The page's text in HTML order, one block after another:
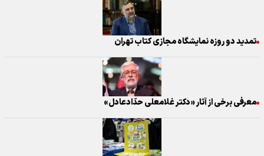
تمدید دو روزه نمایشگاه مجازی کتاب تهران
معرفی برخی از آثار «دکتر غلامعلی حدّادعادل»